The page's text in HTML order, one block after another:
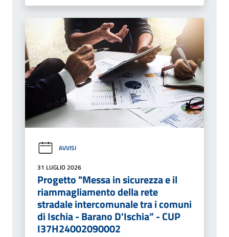
AVVISI
31 LUGLIO 2026
Progetto "Messa in sicurezza e il
riammagliamento della rete
stradale intercomunale tra i comuni
di Ischia - Barano D'Ischia” - CUP
I37H24002090002